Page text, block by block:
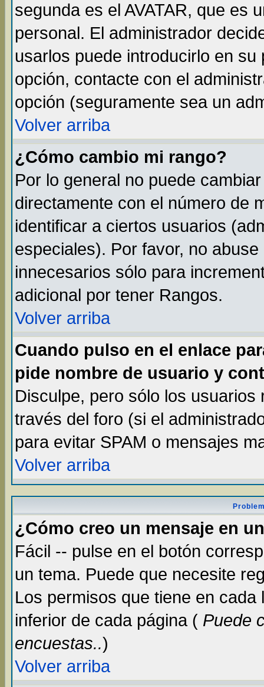
segunda es el AVATAR, que es
personal. El administrador
usarlos puede introducirlo en
opción, contacte con el
opción (seguramente sea un
Volver arriba
¿Cómo cambio mi rango?
Por lo general no puede
directamente con el número de
identificar a ciertos usuarios
especiales). Por favor, no
innecesarios sólo para
adicional por tener Rangos.
Volver arriba
Cuando pulso en el enlace
pide nombre de usuario y
Disculpe, pero sólo los
través del foro (si el
para evitar SPAM o mensajes
Volver arriba
¿Cómo creo un mensaje en
Fácil -- pulse en el botón
un tema. Puede que necesite
Los permisos que tiene en
inferior de cada página ( Puede
encuestas..)
Volver arriba